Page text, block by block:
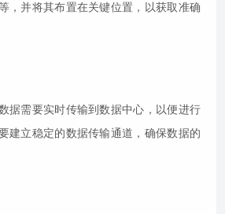
，并将其布置在关键位置，以获取准确
据需要实时传输到数据中心，以便进行
建立稳定的数据传输通道，确保数据的